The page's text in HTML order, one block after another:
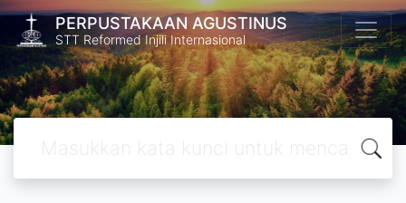
PERPUSTAKAAN AGUSTINUS
STT Reformed Injili Internasional